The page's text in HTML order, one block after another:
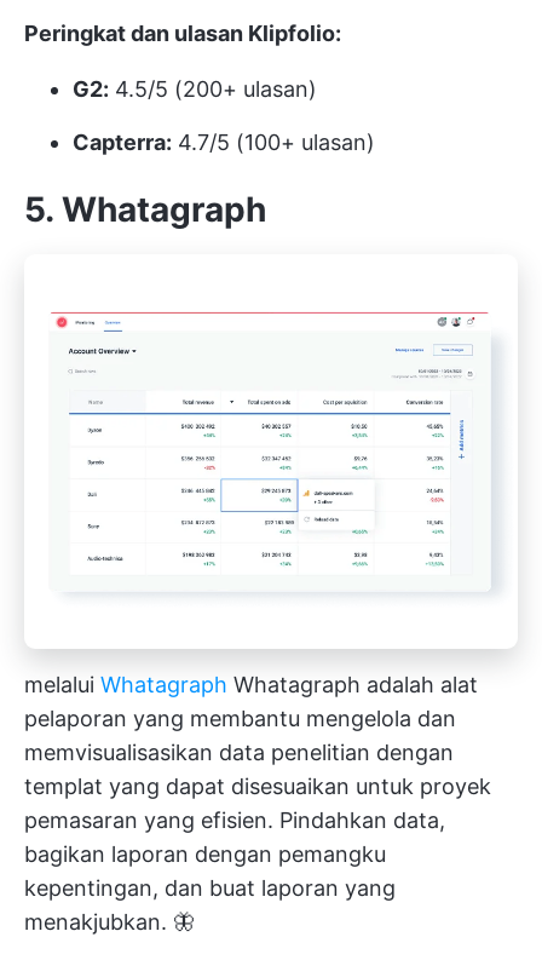
Peringkat dan ulasan Klipfolio:
G2: 4.5/5 (200+ ulasan)
Capterra: 4.7/5 (100+ ulasan)
5. Whatagraph
melalui Whatagraph Whatagraph adalah alat
pelaporan yang membantu mengelola dan
memvisualisasikan data penelitian dengan
templat yang dapat disesuaikan untuk proyek
pemasaran yang efisien. Pindahkan data,
bagikan laporan dengan pemangku
kepentingan, dan buat laporan yang
menakjubkan. 🦋